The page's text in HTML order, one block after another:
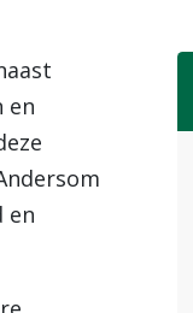
en
en